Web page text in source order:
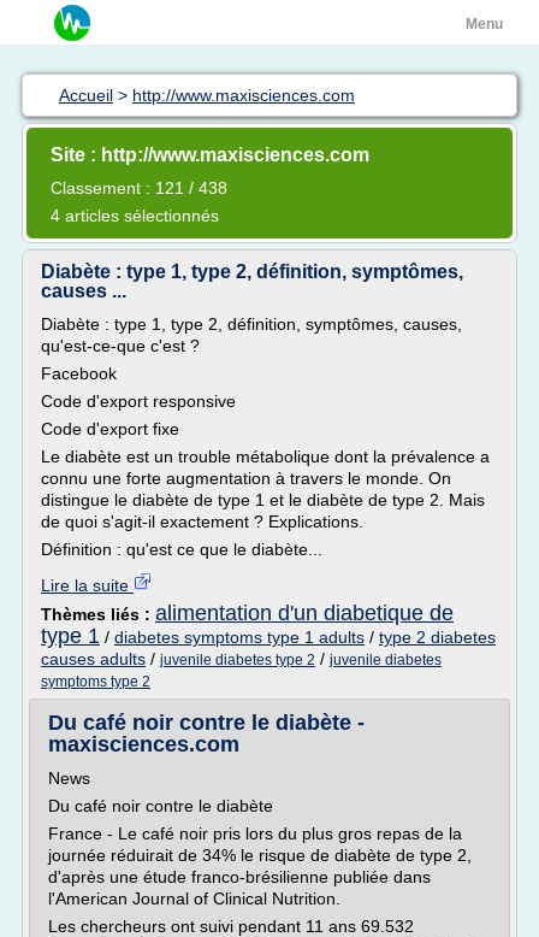
Menu
Accueil > http://www.maxisciences.com
Site : http://www.maxisciences.com
Classement : 121 / 438
4 articles sélectionnés
Diabète : type 1, type 2, définition, symptômes,
causes ...
Diabète : type 1, type 2, définition, symptômes, causes,
qu'est-ce-que c'est ?
Facebook
Code d'export responsive
Code d'export fixe
Le diabète est un trouble métabolique dont la prévalence a
connu une forte augmentation à travers le monde. On
distingue le diabète de type 1 et le diabète de type 2. Mais
de quoi s'agit-il exactement ? Explications.
Définition : qu'est ce que le diabète...
Lire la suite
Thèmes liés : alimentation d'un diabetique de
type 1 / diabetes symptoms type 1 adults / type 2 diabetes
causes adults / juvenile diabetes type 2 / juvenile diabetes
symptoms type 2
Du café noir contre le diabète -
maxisciences.com
News
Du café noir contre le diabète
France - Le café noir pris lors du plus gros repas de la
journée réduirait de 34% le risque de diabète de type 2,
d'après une étude franco-brésilienne publiée dans
l'American Journal of Clinical Nutrition.
Les chercheurs ont suivi pendant 11 ans 69.532